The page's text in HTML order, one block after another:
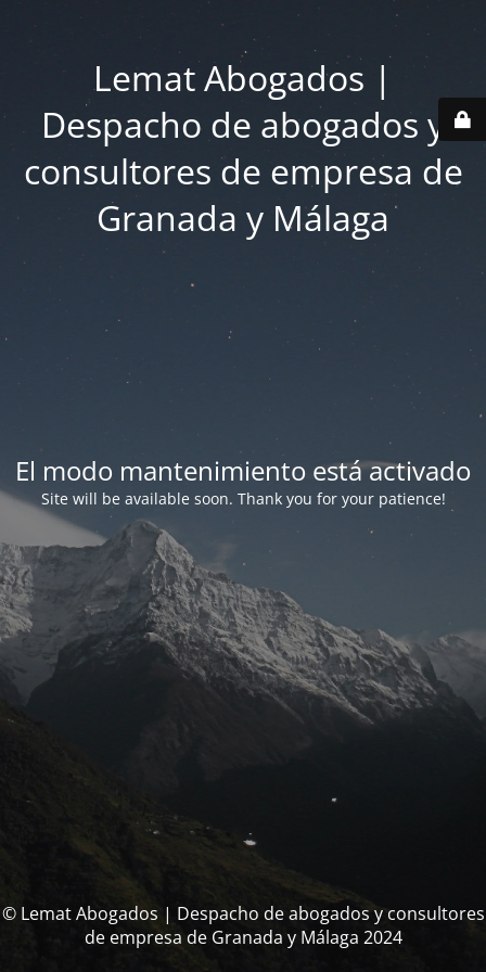
Lemat Abogados |
Despacho de abogados y
consultores de empresa de
Granada y Málaga
El modo mantenimiento está activado
Site will be available soon. Thank you for your patience!
© Lemat Abogados | Despacho de abogados y consultores
de empresa de Granada y Málaga 2024